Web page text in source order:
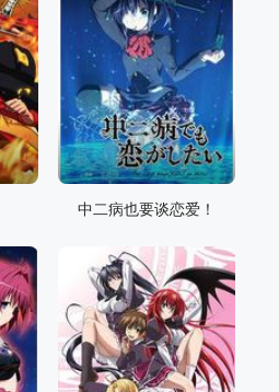
中二病也要谈恋爱！